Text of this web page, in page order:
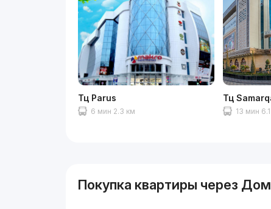
Тц Parus
6 мин 2.3 км
Тц
13 мин
Покупка квартиры через